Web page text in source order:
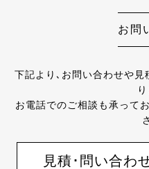
お問
下記より､お問い合わせや見
お電話でのご相談も承って
見積･問い合わ